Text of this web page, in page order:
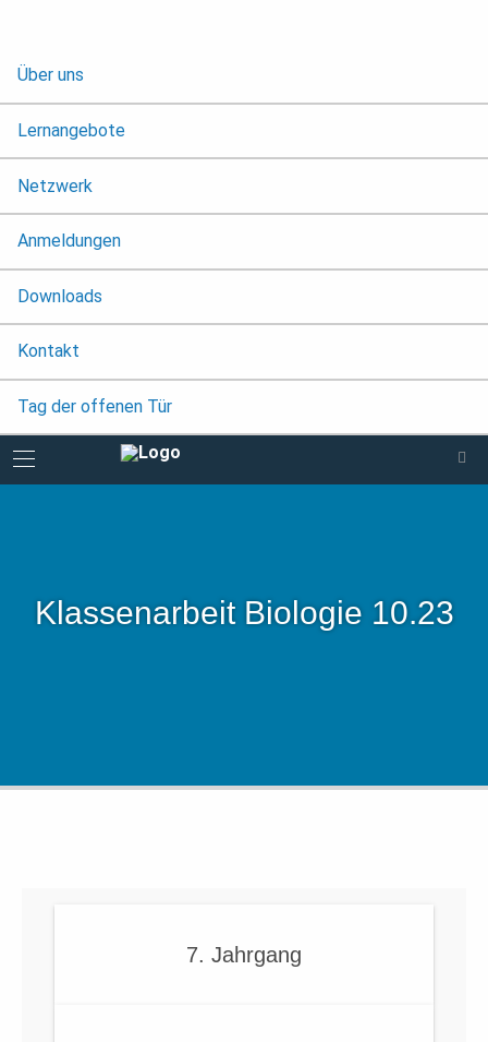
Über uns
Lernangebote
Netzwerk
Anmeldungen
Downloads
Kontakt
Tag der offenen Tür
Klassenarbeit Biologie 10.23
7. Jahrgang